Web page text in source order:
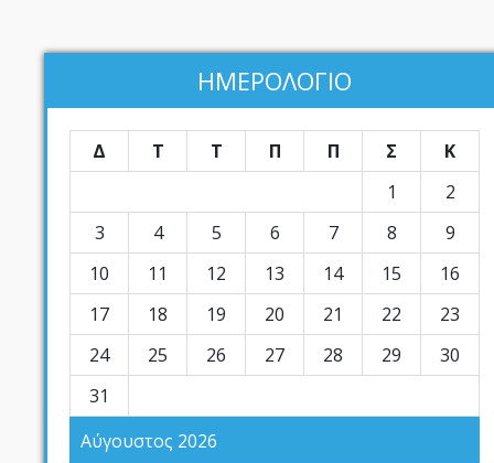
ΗΜΕΡΟΛΟΓΙΟ
Αύγουστος 2026
Δ Τ Τ Π Π Σ
Κ
1
2
3
4 5 6 7 8
9
10
11 12 13 14 15
16
17
18 19 20 21 22
23
24
25 26 27 28 29
30
31